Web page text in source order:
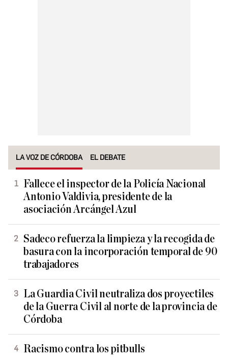
LA VOZ DE CÓRDOBA EL DEBATE
Fallece el inspector de la Policía Nacional
Antonio Valdivia, presidente de la
asociación Arcángel Azul
Sadeco refuerza la limpieza y la recogida de
basura con la incorporación temporal de 90
trabajadores
La Guardia Civil neutraliza dos proyectiles
de la Guerra Civil al norte de la provincia de
Córdoba
Racismo contra los pitbulls